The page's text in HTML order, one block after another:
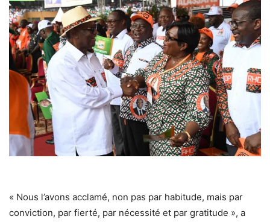
« Nous l’avons acclamé, non pas par habitude, mais par
conviction, par fierté, par nécessité et par gratitude », a